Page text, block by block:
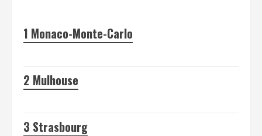
1 Monaco-Monte-Carlo
2 Mulhouse
3 Strasbourg